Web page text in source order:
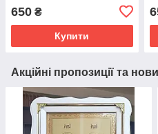
кіота 26*23, сюжет 15*18
650 ₴
Купити
Акційні пропозиції та